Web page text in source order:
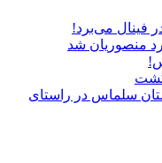
فینال می‌برد!
منصوریان شد
سلماس در راستای